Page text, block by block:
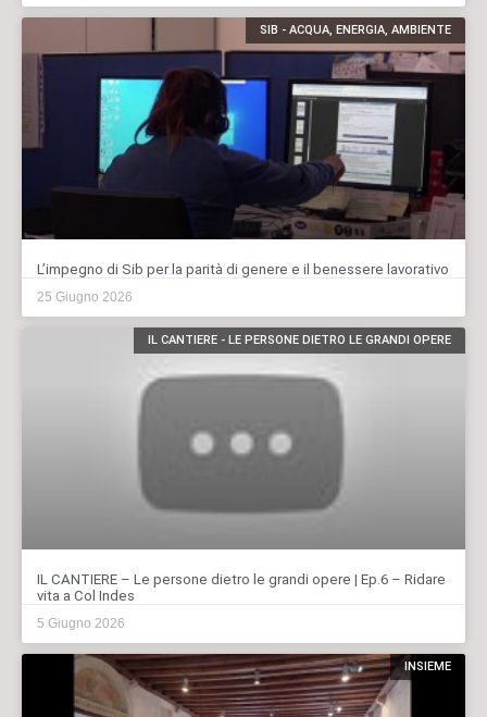
SIB - ACQUA, ENERGIA, AMBIENTE
L’impegno di Sib per la parità di genere e il benessere lavorativo
25 Giugno 2026
IL CANTIERE - LE PERSONE DIETRO LE GRANDI OPERE
IL CANTIERE – Le persone dietro le grandi opere | Ep.6 – Ridare
vita a Col Indes
5 Giugno 2026
INSIEME